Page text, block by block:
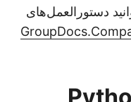
دستورالعمل‌های